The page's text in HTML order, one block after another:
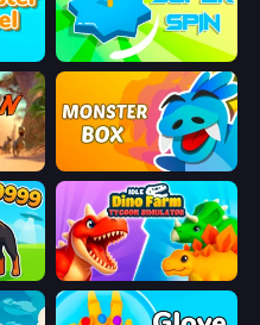
Super Spin
Stickman: Dinosaur Arena Monster Box
Idle Dino Farm Tycoon Simulator 3D